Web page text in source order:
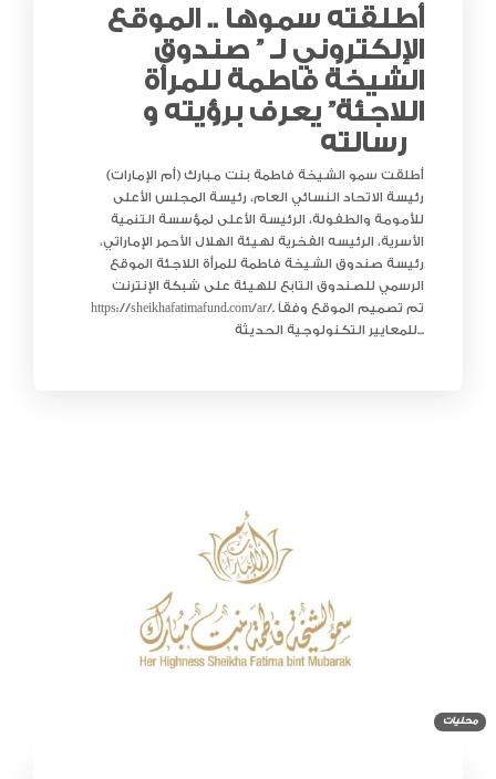
أطلقته سموها .. الموقع
الإلكتروني لـ ” صندوق
الشيخة فاطمة للمرأة
اللاجئة” يعرف برؤيته و
أطلقت سمو الشيخة فاطمة بنت مبارك (أم الإمارات)
رئيسة الاتحاد النسائي العام، رئيسة المجلس الأعلى
للأمومة والطفولة، الرئيسة الأعلى لمؤسسة التنمية
الأسرية، الرئيسه الفخرية لهيئة الهلال الأحمر الإماراتي،
رئيسة صندوق الشيخة فاطمة للمرأة اللاجئة الموقع
الرسمي للصندوق التابع للهيئة على شبكة الإنترنت
https://sheikhafatimafund.com/ar/. تم تصميم الموقع وفقاً
للمعايير التكنولوجية الحديثة...
محليات